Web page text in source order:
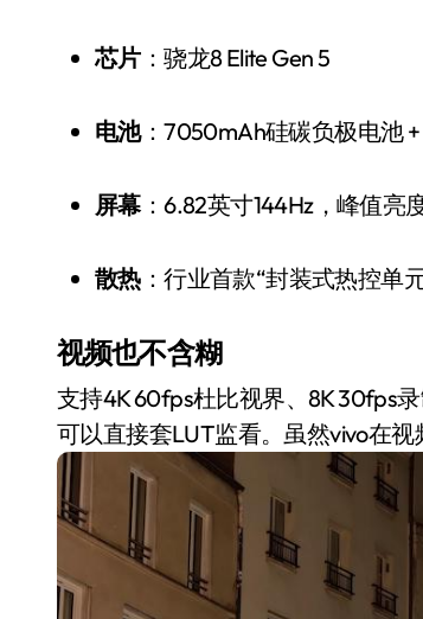
芯片：骁龙8 Elite Gen 5
电池：7050mAh硅碳负极电池
屏幕：6.82英寸144Hz，峰值亮
散热：行业首款“封装式热控单
视频也不含糊
支持4K 60fps杜比视界、8K 30fps
可以直接套LUT监看。虽然vivo在视